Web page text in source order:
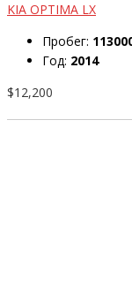
KIA OPTIMA LX
Пробег:
Год: 2014
$12,200